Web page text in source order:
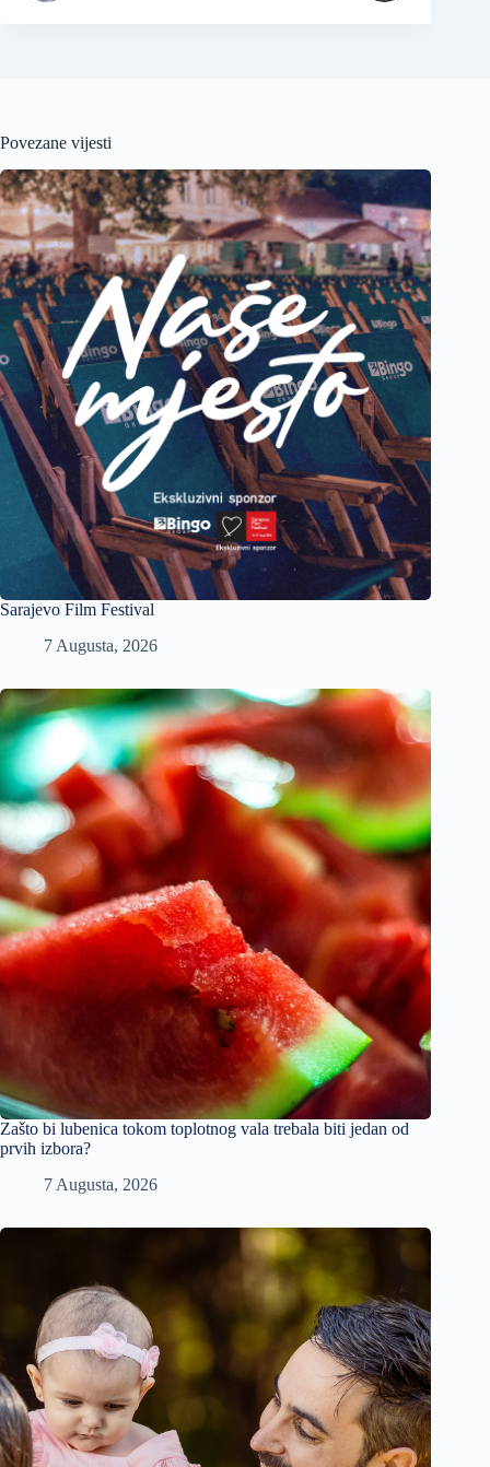
Povezane vijesti
Sarajevo Film Festival
7 Augusta, 2026
Zašto bi lubenica tokom toplotnog vala trebala biti jedan od
prvih izbora?
7 Augusta, 2026